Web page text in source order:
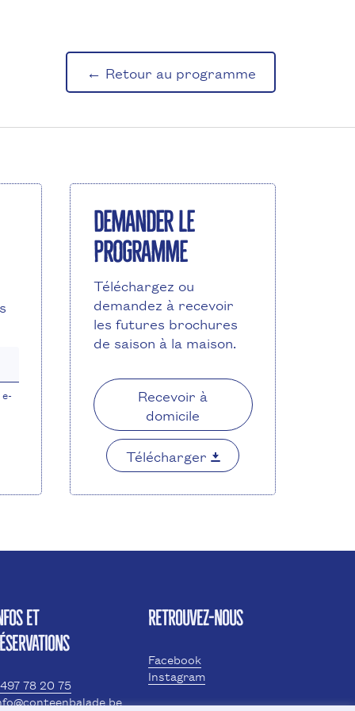
← Retour au programme
Demander le
programme
Téléchargez ou
demandez à recevoir
les futures brochures
de saison à la maison.
Recevoir à
domicile
Télécharger
ET
78 20 75
RETROUVEZ-NOUS
Facebook
Instagram